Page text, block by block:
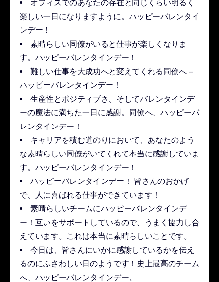
オフィスでのあなたの存在と同じくらい明るく
楽しい一日になりますように。ハッピーバレンタイ
ンデー！
素晴らしい同僚がいると仕事が楽しくなりま
す。ハッピーバレンタインデー！
難しい仕事を大成功へと変えてくれる同僚へ –
ハッピーバレンタインデー！
生産性とポジティブさ、そしてバレンタインデ
ーの魔法に満ちた一日に感謝。同僚へ、ハッピーバ
レンタインデー！
キャリアを積む道のりにおいて、あなたのよう
な素晴らしい同僚がいてくれて本当に感謝していま
す。ハッピーバレンタインデー！
ハッピーバレンタインデー！ 皆さんのおかげ
で、人に喜ばれる仕事ができています！
素晴らしいチームにハッピーバレンタインデ
ー！互いをサポートしているので、うまく協力し合
えています。これは本当に素晴らしいことです。
今日は、皆さんにいかに感謝しているかを伝え
るのにふさわしい日のようです！史上最高のチーム
へ、ハッピーバレンタインデー。